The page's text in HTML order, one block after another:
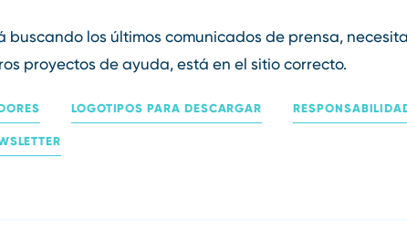
los últimos comunicados de prensa,
proyectos de ayuda, está en el sitio correcto.
LOGOTIPOS PARA DESCARGAR